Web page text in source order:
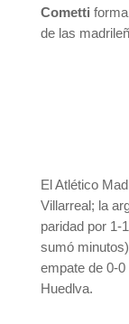
Cometti
de las
El Atlético
Villarreal; la
paridad por 1-
sumó
empate de 0-
Huedlva.